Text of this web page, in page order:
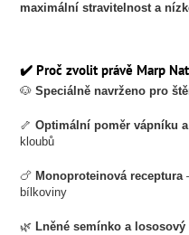
maximální stravitelnost a
✔️ Proč zvolit právě Marp
🐶Speciálně navrženo pro
🦴Optimální poměr vápníku
kloubů
🍗 Monoproteinová receptura
bílkoviny
🌿 Lněné semínko a lososový